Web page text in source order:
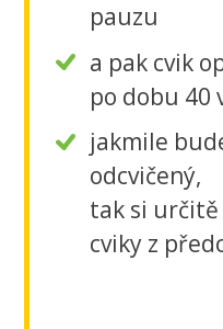
pauzu
a pak cvik
po dobu 40
jakmile
odcvičený,
tak si
cviky z